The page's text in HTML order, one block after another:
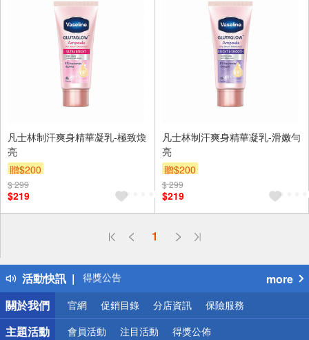
凡士林制汗爽身精華凝乳-極致煥
亮
贈$200
$ 299
$219
凡士林制汗爽身精華凝乳-滑嫩勻
亮
贈$200
$ 299
$219
1
活動快訊
偏遠地區配送
得獎公告
熱門話題
銀行優惠
偏遠地區配送
詐騙網頁！請小心！
more
關於我們
官網 促銷目錄 分店資訊 保險服務
主題活動 會員活動 注目活動 得獎公佈